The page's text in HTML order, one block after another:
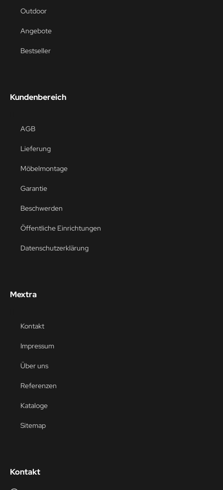
Outdoor
Angebote
Bestseller
Kundenbereich
AGB
Lieferung
Möbelmontage
Garantie
Beschwerden
Öffentliche Einrichtungen
Datenschutzerklärung
Mextra
Kontakt
Impressum
Über uns
Referenzen
Kataloge
Sitemap
Kontakt